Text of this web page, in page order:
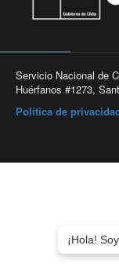
Servicio Nacional de
Huérfanos #1273,
Política de
¡Hola!